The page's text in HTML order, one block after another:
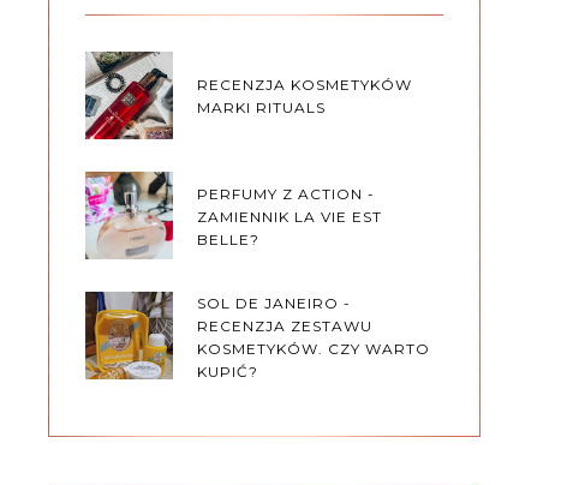
RECENZJA KOSMETYKÓW
MARKI RITUALS
PERFUMY Z ACTION -
ZAMIENNIK LA VIE EST
BELLE?
SOL DE JANEIRO -
RECENZJA ZESTAWU
KOSMETYKÓW. CZY WARTO
KUPIĆ?